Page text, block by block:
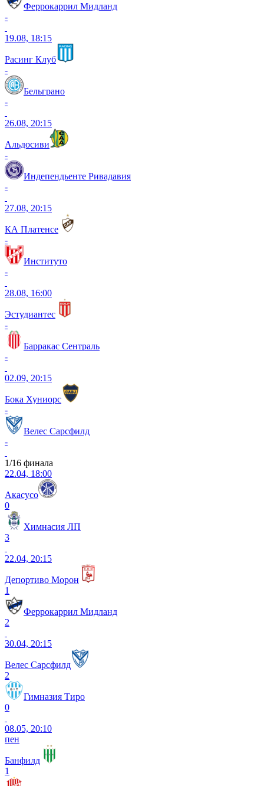
Феррокаррил Мидланд
-
19.08, 18:15
Расинг Клуб
-
Бельграно
-
26.08, 20:15
Альдосиви
-
Индепендьенте Ривадавия
-
27.08, 20:15
КА Платенсе
-
Институто
-
28.08, 16:00
Эстудиантес
-
Барракас Сентраль
-
02.09, 20:15
Бока Хуниорс
-
Велес Сарсфилд
-
1/16 финала
22.04, 18:00
Акасусо
0
Химнасия ЛП
3
22.04, 20:15
Депортиво Морон
1
Феррокаррил Мидланд
2
30.04, 20:15
Велес Сарсфилд
2
Гимназия Тиро
0
08.05, 20:10
пен
Банфилд
1